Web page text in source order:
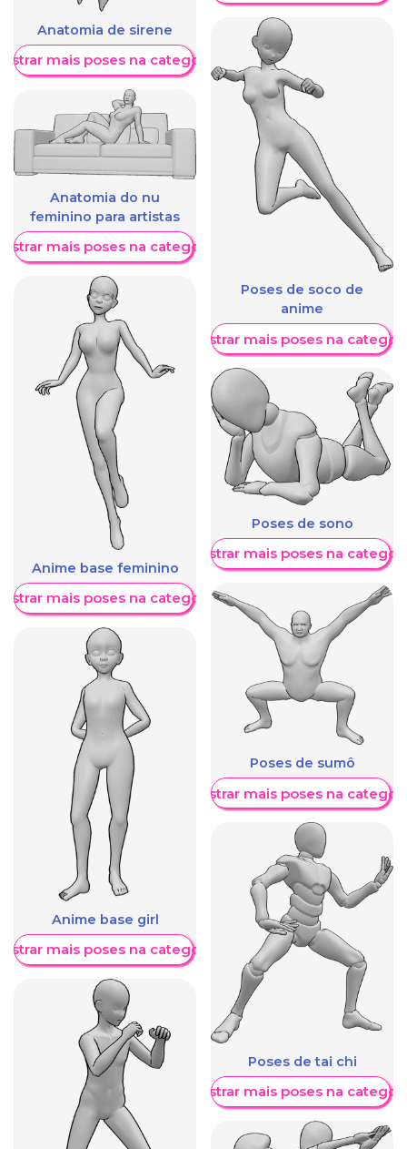
Anatomia de sirene
mais poses na categoria
Anatomia do nu
feminino para artistas
mais poses na categoria
Anime base feminino
mais poses na categoria
Anime base girl
mais poses na categoria
Poses de soco de
anime
Mostrar mais poses na
Poses de sono
Mostrar mais poses na
Poses de sumô
Mostrar mais poses na
Poses de tai chi
Mostrar mais poses na